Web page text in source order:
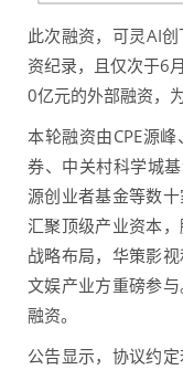
此次融资，可灵AI
资纪录，且仅次于6
0亿元的外部融资，
本轮融资由CPE源
券、中关村科学城
源创业者基金等数
汇聚顶级产业资本
战略布局，华策影
文娱产业方重磅参
融资。
公告显示，协议约